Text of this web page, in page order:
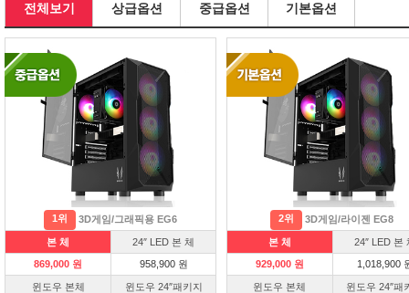
전체보기 상급옵션 중급옵션 기본옵션
1위 3D게임/그래픽용 EG6
본 체
24″ LED 본 체
869,000 원
958,900 원
윈도우 본체
윈도우 24″패키지
2위 3D게임/라이젠 EG8
본 체
24″ LED 본
929,000 원
1,018,900
윈도우 본체
윈도우 24″패